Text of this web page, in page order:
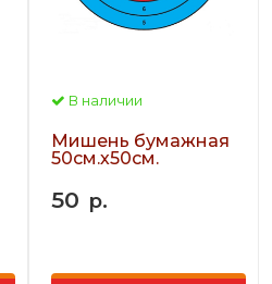
В наличии
Мишень бумажная
50см.х50см.
50 р.